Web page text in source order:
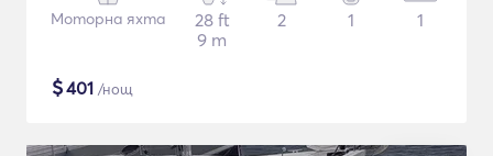
Моторна яхта
28 ft
9 m
2 1 1
$401 /нощ